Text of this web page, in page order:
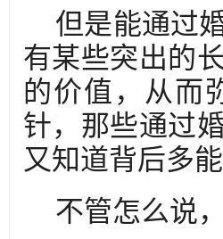
但是能通过
有某些突出的
的价值，从而
针，那些通过
又知道背后多能
不管怎么说